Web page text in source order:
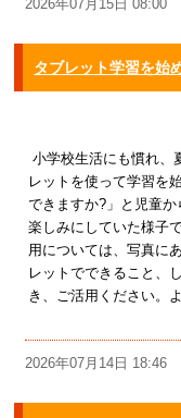
2026年07月15日 08:00
タブレット学習を始
小学校生活にも慣れ、
レットを使って学習を
できますか?」と児童
楽しみにしていた様子
用については、写真に
レットでできること、
き、ご活用ください。
2026年07月14日 18:46